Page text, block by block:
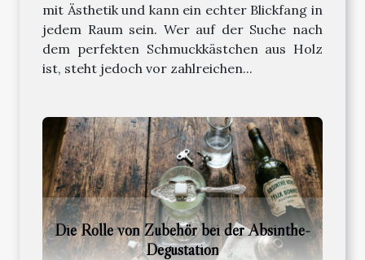
mit Ästhetik und kann ein echter Blickfang in
jedem Raum sein. Wer auf der Suche nach
dem perfekten Schmuckkästchen aus Holz
ist, steht jedoch vor zahlreichen...
Die Rolle von Zubehör bei der Absinthe-
Degustation